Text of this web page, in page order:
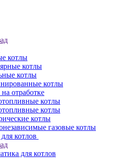
котлы
котлы
котлы
котлы
отработке
котлы
котлы
котлы
газовые котлы
котлов
для котлов